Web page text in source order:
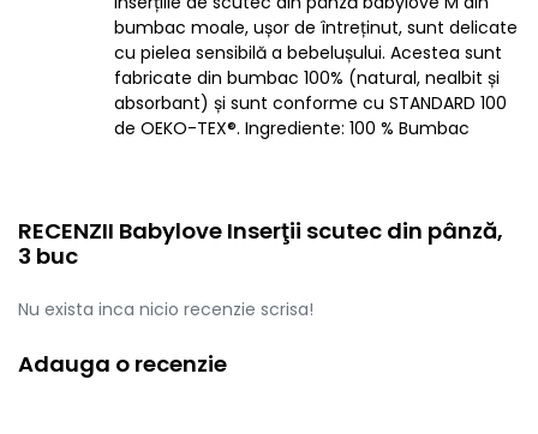
bumbac moale, ușor de întreținut, sunt delicate
cu pielea sensibilă a bebelușului. Acestea sunt
fabricate din bumbac 100% (natural, nealbit și
absorbant) și sunt conforme cu STANDARD 100
de OEKO-TEX®. Ingrediente: 100 % Bumbac
RECENZII Babylove Inserţii scutec din pânză,
3 buc
Nu exista inca nicio recenzie scrisa!
Adauga o recenzie